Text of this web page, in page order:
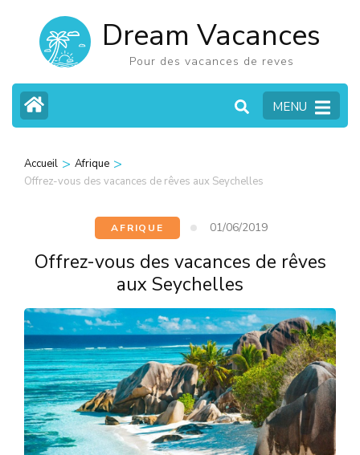
contenu
(Pressez
Entrée)
Dream Vacances
Pour des vacances de reves
MENU
Accueil > Afrique >
Offrez-vous des vacances de rêves aux Seychelles
AFRIQUE 01/06/2019
Offrez-vous des vacances de rêves
aux Seychelles